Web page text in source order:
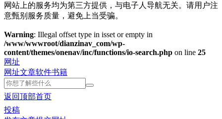
网站上的服务均为第三方提供，与电子人导航无关。请用户注
意甄别服务质量，避免上当受骗。
Warning: Illegal offset type in isset or empty in
/www/wwwroot/dianzinav_com/wp-
content/themes/onenav/inc/functions/io-search.php on line 25
网址
网址文章软件书籍
返回顶部首页
投稿